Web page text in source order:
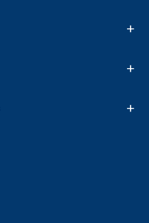
+
+
+